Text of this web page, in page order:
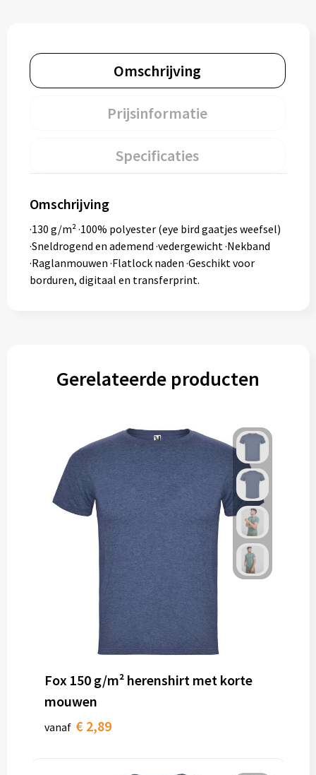
Omschrijving
Prijsinformatie
Specificaties
Omschrijving
·130 g/m² ·100% polyester (eye bird gaatjes weefsel)
·Sneldrogend en ademend ·vedergewicht ·Nekband
·Raglanmouwen ·Flatlock naden ·Geschikt voor
borduren, digitaal en transferprint.
Gerelateerde producten
Fox 150 g/m² herenshirt met korte
mouwen
vanaf € 2,89